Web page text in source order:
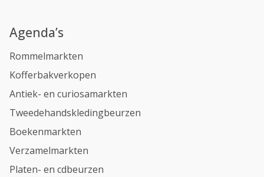
Agenda’s
Rommelmarkten
Kofferbakverkopen
Antiek- en curiosamarkten
Tweedehandskledingbeurzen
Boekenmarkten
Verzamelmarkten
Platen- en cdbeurzen